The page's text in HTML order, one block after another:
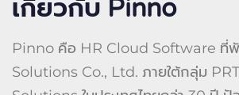
เกี่ยวกับ Pinno
Pinno คือ HR Cloud Software ที่
Solutions Co., Ltd. ภายใต้กลุ่ม